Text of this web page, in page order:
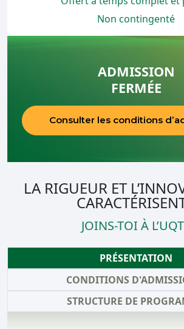
Non contingenté
ADMISSION
FERMÉE
Consulter les conditions
LA RIGUEUR ET
JOINS-TOI À
PRÉSENTATION
CONDITIONS
STRUCTURE DE